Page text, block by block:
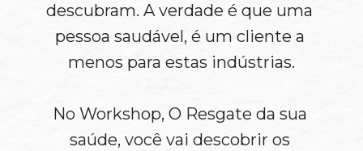
descubram. A verdade é que uma
pessoa saudável, é um cliente a
menos para estas indústrias.
No Workshop, O Resgate da sua
saúde, você vai descobrir os